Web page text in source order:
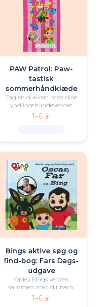
PAW Patrol: Paw-
tastisk
sommerhåndklæde
Tag en dukkert med dine
yndlingshundevenner
med dette personlige PAW
Patrol-håndklæde.
1–6 år
Bings aktive søg og
find-bog: Fars Dags-
udgave
Oplev Bings verden
sammen med dit barn,
deres far, Bing og hans
venner i denne personligt
1–6 år